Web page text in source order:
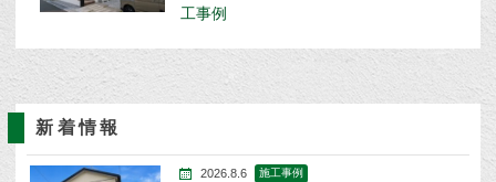
工事例
新着情報
2026.8.6 施工事例